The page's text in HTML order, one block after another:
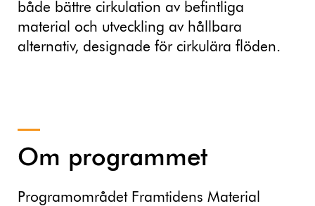
både bättre cirkulation av befintliga
material och utveckling av hållbara
alternativ, designade för cirkulära flöden.
Om programmet
Programområdet Framtidens Material